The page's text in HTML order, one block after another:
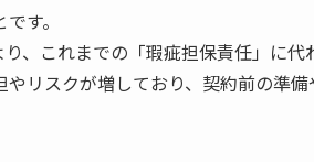
す。
、これまでの「瑕疵担保責任」に
やリスクが増しており、契約前の準